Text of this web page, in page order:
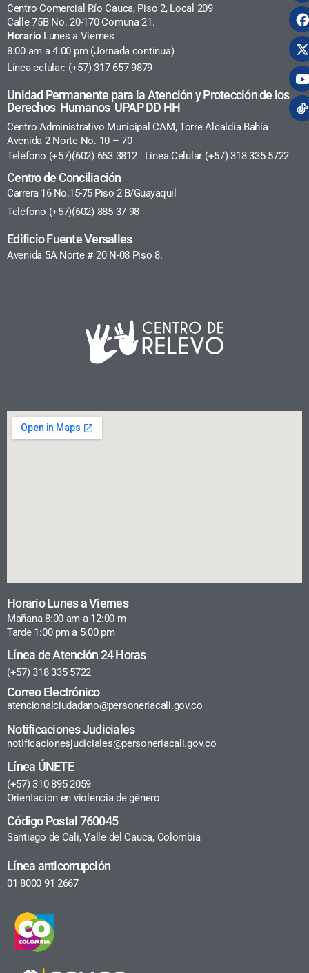
Centro Comercial Río Cauca, Piso 2, Local 209
Calle 75B No. 20-170 Comuna 21.
Horario Lunes a Viernes
8:00 am a 4:00 pm (Jornada continua)
Línea celular: (+57) 317 657 9879
Unidad Permanente para la Atención y Protección de los
Derechos Humanos UPAP DD HH
Centro Administrativo Municipal CAM, Torre Alcaldía Bahía
Avenida 2 Norte No. 10 – 70
Teléfono (+57)(602) 653 3812 Línea Celular (+57) 318 335 5722
Centro de Conciliación
Carrera 16 No.15-75 Piso 2 B/Guayaquil
Teléfono (+57)(602) 885 37 98
Edificio Fuente Versalles
Avenida 5A Norte # 20 N-08 Piso 8.
Horario Lunes a Viernes
Mañana 8:00 am a 12:00 m
Tarde 1:00 pm a 5:00 pm
Línea de Atención 24 Horas
(+57) 318 335 5722
Correo Electrónico
atencionalciudadano@personeriacali.gov.co
Notificaciones Judiciales
notificacionesjudiciales@personeriacali.gov.co
Línea ÚNETE
(+57) 310 895 2059
Orientación en violencia de género
Código Postal 760045
Santiago de Cali, Valle del Cauca, Colombia
Línea anticorrupción
01 8000 91 2667